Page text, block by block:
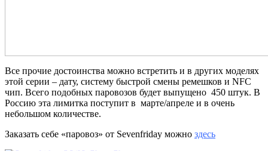
Все прочие достоинства можно встретить и в других моделях
этой серии – дату, систему быстрой смены ремешков и NFC
чип. Всего подобных паровозов будет выпущено 450 штук. В
Россию эта лимитка поступит в марте/апреле и в очень
небольшом количестве.
Заказать себе «паровоз» от Sevenfriday можно здесь